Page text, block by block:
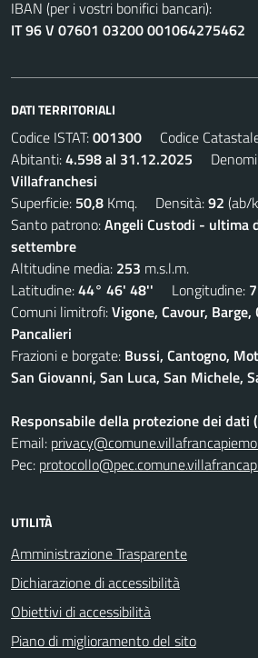
IBAN (per i vostri bonifici bancari):
IT 96 V 07601 03200 001064275462
DATI TERRITORIALI
Codice ISTAT:001300 Codice
Abitanti:4.598 al 31.12.2025
Villafranchesi
Superficie: 50,8 Kmq. Densità:92 (ab/
Santo patrono:Angeli Custodi - ultima
settembre
Altitudine media: 253 m.s.l.m.
Latitudine:44° 46' 48'' Longitudine:
Comuni limitrofi:Vigone, Cavour,
Pancalieri
Frazioni e borgate: Bussi, Cantogno,
San Giovanni, San Luca, San Michele,
Responsabile della protezione dei dati
Email:
Pec:
UTILITÀ
Amministrazione Trasparente
Dichiarazione di accessibilità
Obiettivi di accessibilità
Piano di miglioramento del sito